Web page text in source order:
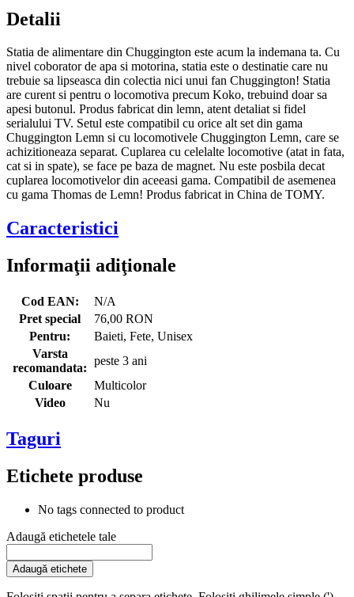
Detalii
Statia de alimentare din Chuggington este acum la indemana ta. Cu
nivel coborator de apa si motorina, statia este o destinatie care nu
trebuie sa lipseasca din colectia nici unui fan Chuggington! Statia
are curent si pentru o locomotiva precum Koko, trebuind doar sa
apesi butonul. Produs fabricat din lemn, atent detaliat si fidel
serialului TV. Setul este compatibil cu orice alt set din gama
Chuggington Lemn si cu locomotivele Chuggington Lemn, care se
achizitioneaza separat. Cuplarea cu celelalte locomotive (atat in fata,
cat si in spate), se face pe baza de magnet. Nu este posbila decat
cuplarea locomotivelor din aceeasi gama. Compatibil de asemenea
cu gama Thomas de Lemn! Produs fabricat in China de TOMY.
Caracteristici
Informaţii adiţionale
Cod EAN:
N/A
Pret special
76,00 RON
Pentru:
Baieti, Fete, Unisex
Varsta
recomandata:
peste 3 ani
Culoare
Multicolor
Video
Nu
Taguri
Etichete produse
No tags connected to product
Adaugă etichetele tale
Adaugă etichete